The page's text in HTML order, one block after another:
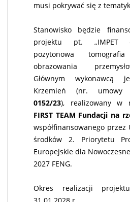
musi pokrywać się z
Stanowisko będzie
projektu pt. „IMPET -
pozytonowa
obrazowania
Głównym wykonawcą
Krzemień (nr. umowy
0152/23), realizowany w
FIRST TEAM Fundacji na
współfinansowanego przez
środków 2. Priorytetu
Europejskie dla
2027 FENG.
Okres realizacji